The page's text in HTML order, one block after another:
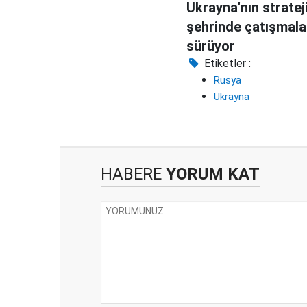
Ukrayna'nın
şehrinde
sürüyor
Etiketler :
Rusya
Ukrayna
HABERE YORUM KAT